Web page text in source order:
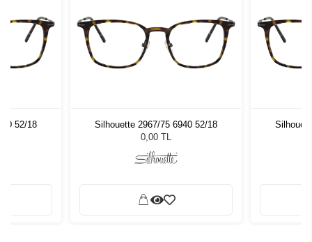
52/18
Silhouette 2967/75 6940 52/18
0,00 TL